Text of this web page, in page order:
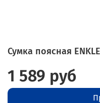
Сумка поясная
1 589 руб